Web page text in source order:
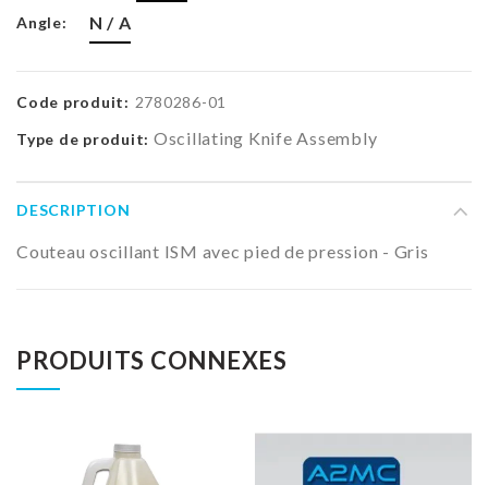
Angle: N / A
Code produit: 2780286-01
Type de produit: Oscillating Knife Assembly
DESCRIPTION
Couteau oscillant ISM avec pied de pression - Gris
PRODUITS CONNEXES